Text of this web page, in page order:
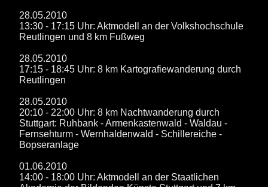
28.05.2010
13:30 - 17:15 Uhr: Aktmodell an der Volkshochschule
Reutlingen und 8 km Fußweg
28.05.2010
17:15 - 18:45 Uhr: 8 km Kartografiewanderung durch
Reutlingen
28.05.2010
20:10 - 22:00 Uhr: 8 km Nachtwanderung durch
Stuttgart: Ruhbank - Armenkastenwald - Waldau -
Fernsehturm - Wernhaldenwald - Schillereiche -
Bopseranlage
01.06.2010
14:00 - 18:00 Uhr: Aktmodell an der Staatlichen